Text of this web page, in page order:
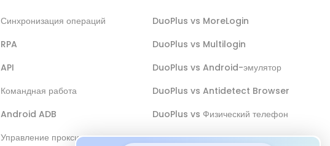
Синхронизация операций
RPA
API
Командная работа
Android ADB
Управление прокси
DuoPlus vs MoreLogin
DuoPlus vs Multilogin
DuoPlus vs Android-эмулятор
DuoPlus vs Antidetect Browser
DuoPlus vs Физический телефон